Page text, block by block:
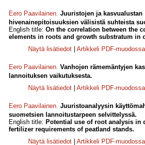
Eero Paavilainen. Juuristojen ja kasvualustan
hivenainepitoisuuksien välisistä suhteista
English title: On the correlation between the
elements in roots and growth substratum in
Näytä lisätiedot
Artikkeli PDF-muodossa
Eero Paavilainen. Vanhojen rämemäntyjen
lannoituksen vaikutuksesta.
Näytä lisätiedot
Artikkeli PDF-muodossa
Eero Paavilainen. Juuristoanalyysin
suometsien lannoitustarpeen selvittelyssä.
English title: Potential use of root analysis in
fertilizer requirements of peatland stands.
Näytä lisätiedot
Artikkeli PDF-muodossa